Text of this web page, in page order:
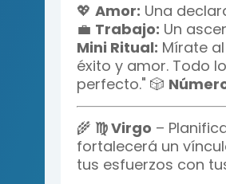
💖 Amor: Una
💼 Trabajo: Un
Mini Ritual: Mírate
éxito y amor. Todo
perfecto." 🎲
🌾 ♍ Virgo –
fortalecerá un
tus esfuerzos con